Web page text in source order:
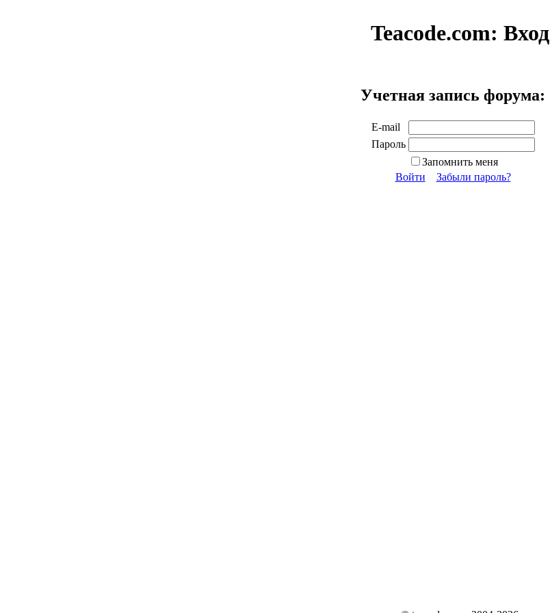
Teacode.com: Вход
Учетная запись форума:
E-mail
Пароль
Запомнить меня
Войти
Забыли пароль?